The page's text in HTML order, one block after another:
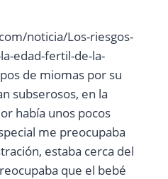
noticia/Los-riesgos-
edad-fertil-de-la-
de miomas por su
subserosos, en la
había unos pocos
me preocupaba
estaba cerca del
que el bebé